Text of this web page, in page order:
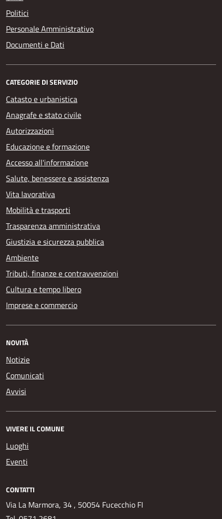
Politici
Personale Amministrativo
Documenti e Dati
CATEGORIE DI SERVIZIO
Catasto e urbanistica
Anagrafe e stato civile
Autorizzazioni
Educazione e formazione
Accesso all'informazione
Salute, benessere e assistenza
Vita lavorativa
Mobilità e trasporti
Trasparenza amministrativa
Giustizia e sicurezza pubblica
Ambiente
Tributi, finanze e contravvenzioni
Cultura e tempo libero
Imprese e commercio
NOVITÀ
Notizie
Comunicati
Avvisi
VIVERE IL COMUNE
Luoghi
Eventi
CONTATTI
Via La Marmora, 34 , 50054 Fucecchio FI